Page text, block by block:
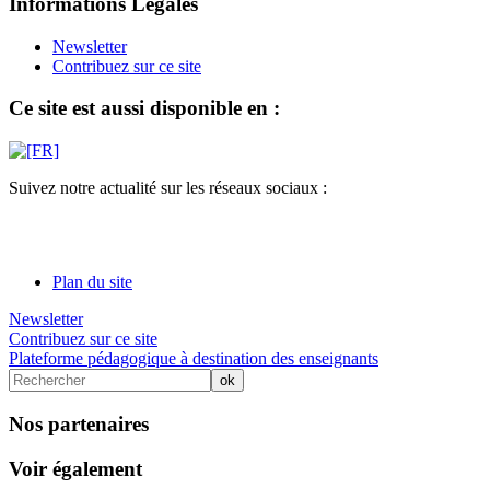
Newsletter
Contribuez sur ce site
Ce site est aussi disponible en :
Suivez notre actualité sur les réseaux sociaux :
Plan du site
Newsletter
Contribuez sur ce site
Plateforme pédagogique à destination des enseignants
Nos partenaires
Voir également